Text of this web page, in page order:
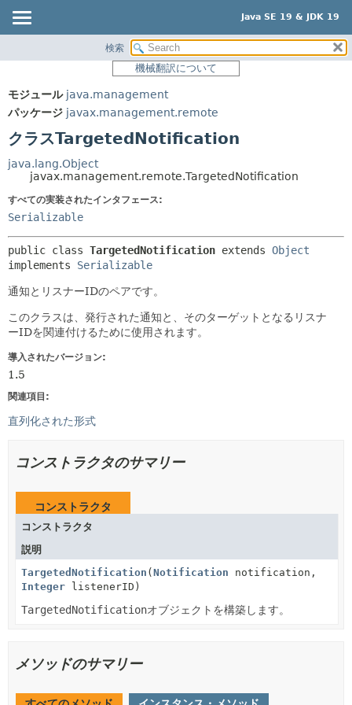
Java SE 19 & JDK 19
パッケージ
使用
ツリー
プレビュー
新規
非推奨
索引
ヘルプ
サマリー:
ネスト済
メソッド
詳細:
メソッド
検索
機械翻訳について
モジュール java.management
パッケージ javax.management.remote
クラスTargetedNotification
java.lang.Object
javax.management.remote.TargetedNotification
すべての実装されたインタフェース:
Serializable
public class TargetedNotification extends Object
implements Serializable
通知とリスナーIDのペアです。
このクラスは、発行された通知と、そのターゲットとなるリスナ
ーIDを関連付けるために使用されます。
導入されたバージョン:
1.5
関連項目:
直列化された形式
コンストラクタのサマリー
コンストラクタ
コンストラクタ
説明
TargetedNotification (Notification notification,
Integer listenerID)
TargetedNotificationオブジェクトを構築します。
メソッドのサマリー